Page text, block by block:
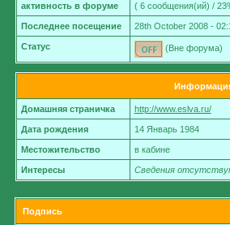
активность в форуме
( 6 сообщения(ий) /
Последнее посещение 28th October 2008 -
Статус (Вне форума)
Домашняя страничка http://www.eslva.ru/
Дата рождения 14 Январь 1984
Местожительство в кабине
Интересы Сведения
Подпись